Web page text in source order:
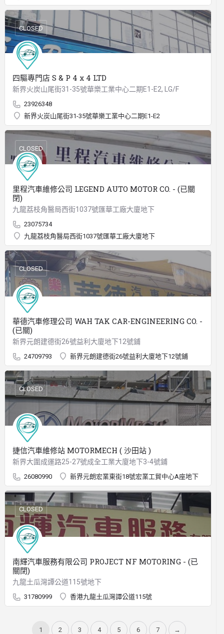
四驅專門店 S & P 4 x 4 LTD
新界火炭山尾街31-35號華樂工業中心二期E1-E2, LG/F
23926348
新界火炭山尾街31-35號華樂工業中心二期E1-E2
CLOSED
里程汽車維修公司 LEGEND AUTO MOTOR CO. - (已關
閉)
九龍荔枝角醫局西街1037號匯華工廠大廈地下
23075734
九龍荔枝角醫局西街1037號匯華工廠大廈地下
CLOSED
華德汽車修理公司 WAH TAK CAR-ENGINEERING CO. -
(已關)
新界元朗建德街26號益利大廈地下12號鋪
24709793 新界元朗建德街26號益利大廈地下12號鋪
CLOSED
捷信汽車維修站 MOTORMECH ( 沙田站 )
新界大圍成運路25-27號成全工業大廈地下3-4號鋪
26080990 新界元朗宏業東街18號宏業工貿中心A座地下
CLOSED
南輝汽車服務有限公司 PROJECT NF MOTORING - (已
關閉)
九龍土瓜灣譚公道115號地下
31780999 香港九龍土瓜灣譚公道115號
CLOSED
1 2 3 4 5 6 7 →